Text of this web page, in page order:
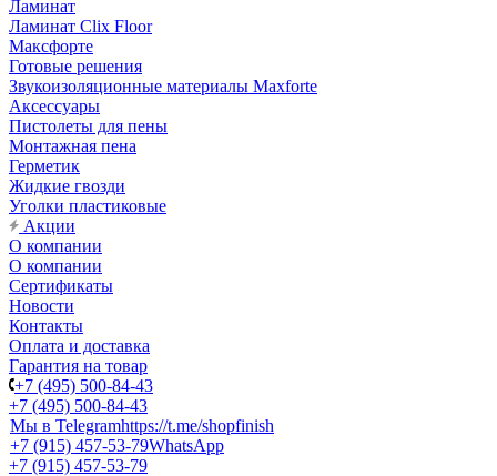
Ламинат
Ламинат Clix Floor
Максфорте
Готовые решения
Звукоизоляционные материалы Maxforte
Аксессуары
Пистолеты для пены
Монтажная пена
Герметик
Жидкие гвозди
Уголки пластиковые
Акции
О компании
О компании
Сертификаты
Новости
Контакты
Оплата и доставка
Гарантия на товар
+7 (495) 500-84-43
+7 (495) 500-84-43
Мы в Telegramhttps://t.me/shopfinish
+7 (915) 457-53-79WhatsApp
+7 (915) 457-53-79